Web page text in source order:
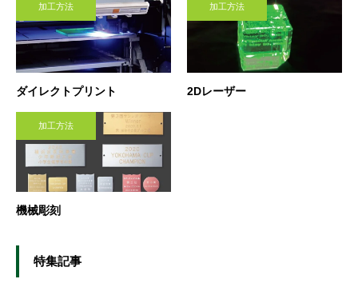
加工方法
ダイレクトプリント
加工方法
2Dレーザー
加工方法
機械彫刻
特集記事